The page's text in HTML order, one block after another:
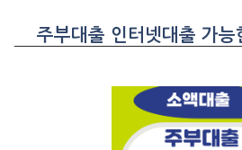
주부대출 인터넷대출 가능